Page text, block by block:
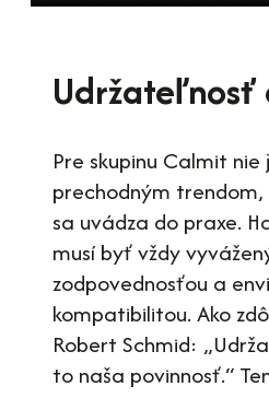
Udržateľnosť
Pre skupinu Calmit
prechodným
sa uvádza do praxe.
musí byť vždy
zodpovednosťou a
kompatibilitou. Ako
Robert Schmid:
to naša povinnosť.“